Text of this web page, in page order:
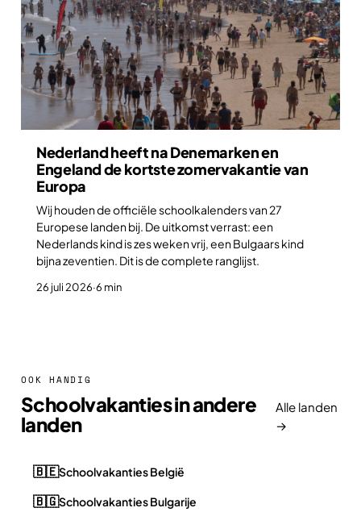
Nederland heeft na Denemarken en
Engeland de kortste zomervakantie van
Europa
Wij houden de officiële schoolkalenders van 27
Europese landen bij. De uitkomst verrast: een
Nederlands kind is zes weken vrij, een Bulgaars kind
bijna zeventien. Dit is de complete ranglijst.
26 juli 2026·6 min
OOK HANDIG
Schoolvakanties in andere
landen
Alle landen
→
🇧🇪Schoolvakanties België
🇧🇬Schoolvakanties Bulgarije